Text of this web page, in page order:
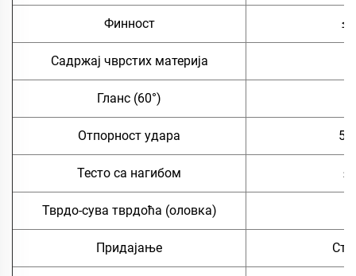
Финност ≤
Садржај чврстих материја
Гланс (60°)
Отпорност удара
Тесто са нагибом ≤
Тврдо-сува тврдоћа (оловка)
Придајање